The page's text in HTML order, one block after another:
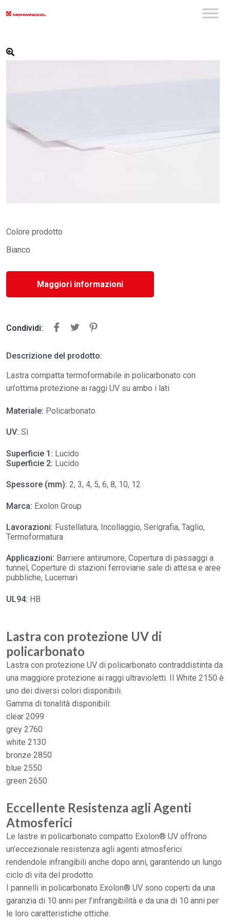
Colore prodotto
Bianco
Maggiori informazioni
Condividi:
Descrizione del prodotto:
Lastra compatta termoformabile in policarbonato con
un'ottima protezione ai raggi UV su ambo i lati
Materiale: Policarbonato
UV: Sì
Superficie 1: Lucido
Superficie 2: Lucido
Spessore (mm): 2, 3, 4, 5, 6, 8, 10, 12
Marca: Exolon Group
Lavorazioni: Fustellatura, Incollaggio, Serigrafia, Taglio,
Termoformatura
Applicazioni: Barriere antirumore, Copertura di passaggi a
tunnel, Coperture di stazioni ferroviarie sale di attesa e aree
pubbliche, Lucernari
UL94: HB
Lastra con protezione UV di
policarbonato
Lastra con protezione UV di policarbonato contraddistinta da
una maggiore protezione ai raggi ultravioletti. Il White 2150 è
uno dei diversi colori disponibili.
Gamma di tonalità disponibili:
clear 2099
grey 2760
white 2130
bronze 2850
blue 2550
green 2650
Eccellente Resistenza agli Agenti
Atmosferici
Le lastre in policarbonato compatto Exolon® UV offrono
un’eccezionale resistenza agli agenti atmosferici
rendendole infrangibili anche dopo anni, garantendo un lungo
ciclo di vita del prodotto.
I pannelli in policarbonato Exolon® UV sono coperti da una
garanzia di 10 anni per l’infrangibilità e da una di 10 anni per
le loro caratteristiche ottiche.